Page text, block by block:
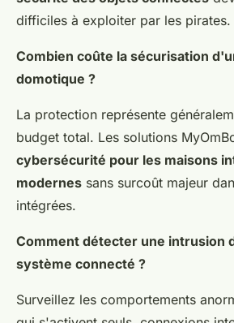
difficiles à exploiter par les pirates.
Combien coûte la sécurisation
domotique ?
La protection représente
budget total. Les solutions
cybersécurité pour les maisons
modernes sans surcoût majeur
intégrées.
Comment détecter une intrusion
système connecté ?
Surveillez les comportements